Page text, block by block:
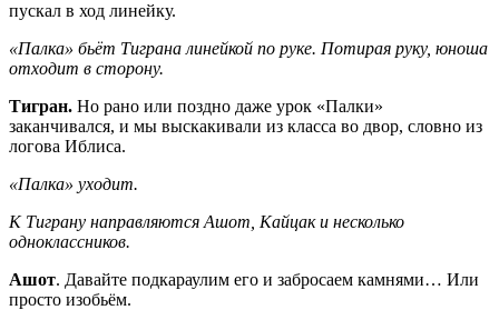
пускал в ход линейку.
«Палка» бьёт Тиграна линейкой по руке. Потирая руку, юноша
отходит в сторону.
Тигран. Но рано или поздно даже урок «Палки»
заканчивался, и мы выскакивали из класса во двор, словно из
логова Иблиса.
«Палка» уходит.
К Тиграну направляются Ашот, Кайцак и несколько
одноклассников.
Ашот. Давайте подкараулим его и забросаем камнями… Или
просто изобьём.